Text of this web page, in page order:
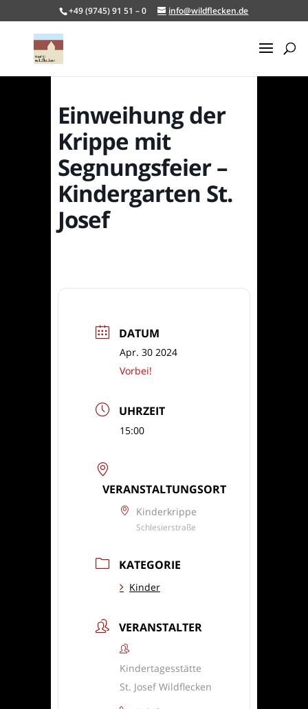
+49 (9745) 91 51 – 0 info@wildflecken.de
Einweihung der
Krippe mit
Segnungsfeier –
Kindergarten St.
Josef
DATUM
Apr. 30 2024
Vorbei!
UHRZEIT
15:00
VERANSTALTUNGSORT
Kinderkrippe
Schlesierstraße
KATEGORIE
Kinder
VERANSTALTER
Kindertagesstätte
St. Josef Wildflecken